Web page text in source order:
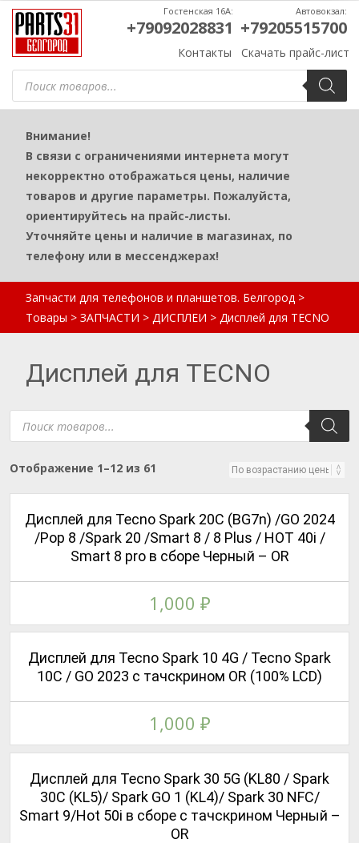
Поиск
товаров
Контакты Скачать прайс-лист
Гостенская 16А:
+79092028831
Автовокзал:
+79205515700
Внимание!
В связи с ограничениями интернета могут
некорректно отображаться цены, наличие
товаров и другие параметры. Пожалуйста,
ориентируйтесь на прайс-листы.
Уточняйте цены и наличие в магазинах, по
телефону или в мессенджерах!
Запчасти для телефонов и планшетов. Белгород >
Товары > ЗАПЧАСТИ > ДИСПЛЕИ > Дисплей для TECNO
Дисплей для TECNO
Поиск
товаров
Отображение 1–12 из 61
Дисплей для Tecno Spark 30 5G (KL80 / Spark
30C (KL5)/ Spark GO 1 (KL4)/ Spark 30 NFC/
Smart 9/Hot 50i в сборе с тачскрином Черный –
OR
Дисплей для Tecno Spark 10 4G / Tecno Spark
10C / GO 2023 с тачскрином OR (100% LCD)
1,000 ₽
Дисплей для Tecno Spark 20C (BG7n) /GO 2024
/Pop 8 /Spark 20 /Smart 8 / 8 Plus / HOT 40i /
Smart 8 pro в сборе Черный – OR
1,000 ₽